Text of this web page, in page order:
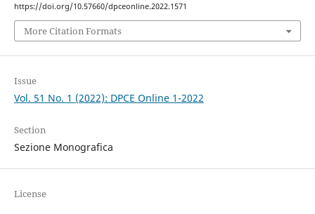
https://doi.org/10.57660/dpceonline.2022.1571
More Citation Formats
Issue
Vol. 51 No. 1 (2022): DPCE Online 1-2022
Section
Sezione Monografica
License